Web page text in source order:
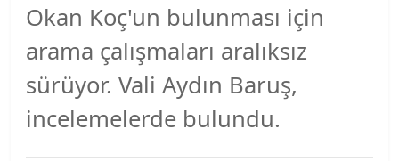
Okan Koç'un bulunması için
arama çalışmaları aralıksız
sürüyor. Vali Aydın Baruş,
incelemelerde bulundu.